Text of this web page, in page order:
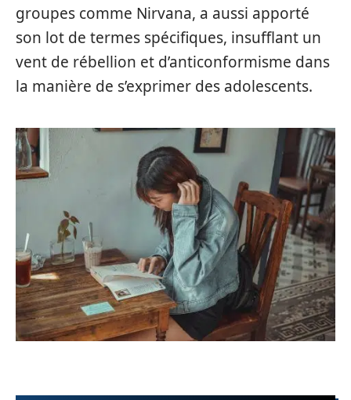
groupes comme Nirvana, a aussi apporté
son lot de termes spécifiques, insufflant un
vent de rébellion et d’anticonformisme dans
la manière de s’exprimer des adolescents.